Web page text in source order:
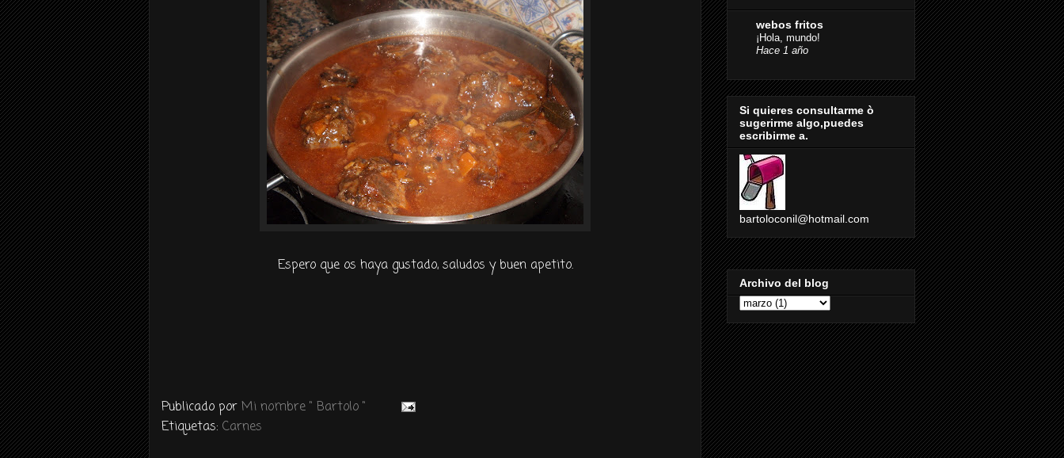
Espero que os haya gustado, saludos y buen apetito.
Publicado por Mi nombre " Bartolo "
Etiquetas: Carnes
webos fritos
¡Hola, mundo!
Hace 1 año
Si quieres consultarme ò
sugerirme algo,puedes
escribirme a.
bartoloconil@hotmail.com
Archivo del blog